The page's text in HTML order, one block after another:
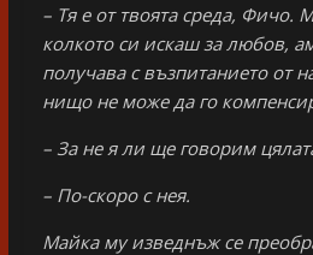
– Тя е от твоята среда,
колкото си искаш за любов,
получава с възпитанието от
нищо не може да го
– За не я ли ще говорим
– По-скоро с нея.
Майка му изведнъж се